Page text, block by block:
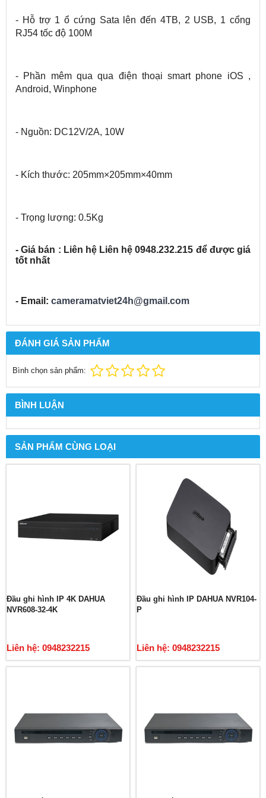
- Hỗ trợ 1 ổ cứng Sata lên đến 4TB, 2 USB, 1 cổng
RJ54 tốc độ 100M
- Phần mêm qua qua điện thoại smart phone iOS ,
Android, Winphone
- Nguồn: DC12V/2A, 10W
- Kích thước: 205mm×205mm×40mm
- Trọng lượng: 0.5Kg
- Giá bán : Liên hệ Liên hệ 0948.232.215 để được giá
tốt nhất
- Email: cameramatviet24h@gmail.com
ĐÁNH GIÁ SẢN PHẨM
Bình chọn sản phẩm:
BÌNH LUẬN
SẢN PHẨM CÙNG LOẠI
Đầu ghi hình IP 4K DAHUA
NVR608-32-4K
Liên hệ: 0948232215
Đầu ghi hình IP DAHUA NVR104-
P
Liên hệ: 0948232215